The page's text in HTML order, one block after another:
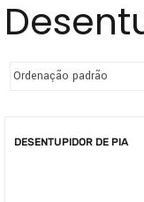
DESENTUPIDOR DE PIA